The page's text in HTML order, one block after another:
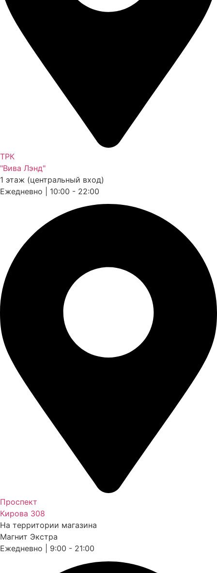
ТРК
"Вива Лэнд"
1 этаж (центральный вход)
Ежедневно | 10:00 - 22:00
Проспект
Кирова 308
На территории магазина
Магнит Экстра
Ежедневно | 9:00 - 21:00